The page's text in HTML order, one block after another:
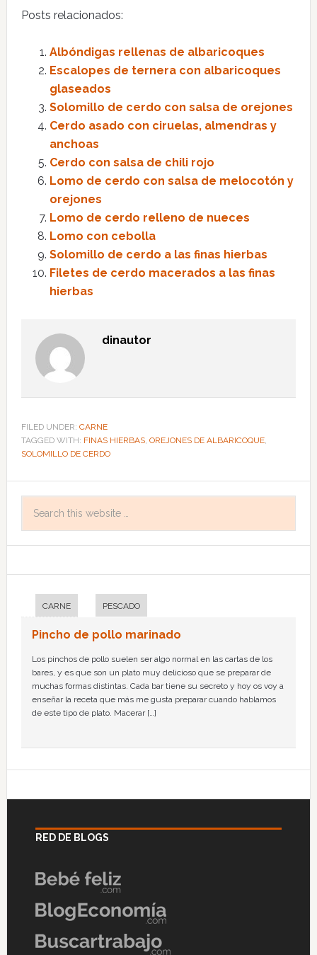
Posts relacionados:
Albóndigas rellenas de albaricoques
Escalopes de ternera con albaricoques
glaseados
Solomillo de cerdo con salsa de orejones
Cerdo asado con ciruelas, almendras y
anchoas
Cerdo con salsa de chili rojo
Lomo de cerdo con salsa de melocotón y
orejones
Lomo de cerdo relleno de nueces
Lomo con cebolla
Solomillo de cerdo a las finas hierbas
Filetes de cerdo macerados a las finas
hierbas
dinautor
FILED UNDER: CARNE
TAGGED WITH: FINAS HIERBAS, OREJONES DE ALBARICOQUE,
SOLOMILLO DE CERDO
CARNE PESCADO
Pincho de pollo marinado
Los pinchos de pollo suelen ser algo normal en las cartas de los
bares, y es que son un plato muy delicioso que se preparar de
muchas formas distintas. Cada bar tiene su secreto y hoy os voy a
enseñar la receta que más me gusta preparar cuando hablamos
de este tipo de plato. Macerar […]
RED DE BLOGS